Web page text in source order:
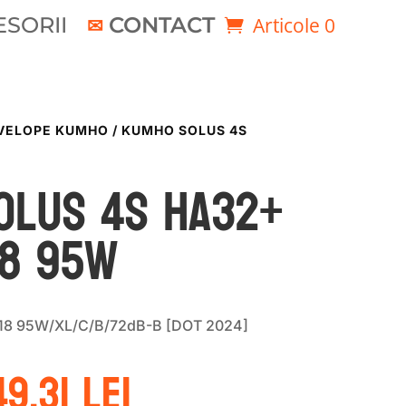
CONTACT Articole 0
KUMHO / KUMHO SOLUS 4S
4S HA32+
95W
95W/XL/C/B/72dB-B [DOT 2024]